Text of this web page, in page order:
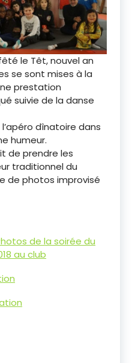
le Têt, nouvel an
se sont mises à la
prestation
suivie de la danse
dînatoire dans
humeur.
de prendre les
traditionnel du
de photos improvisé
de la soirée du
au club